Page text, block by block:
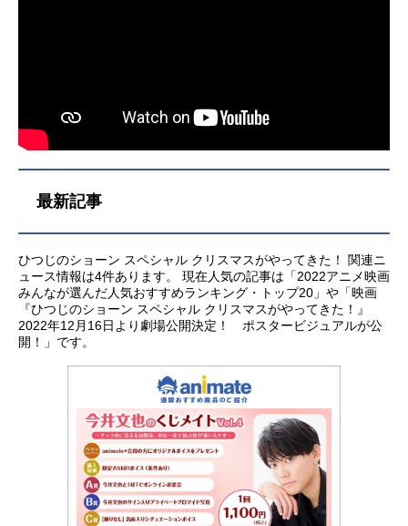
最新記事
ひつじのショーン スペシャル クリスマスがやってきた！ 関連ニ
ュース情報は4件あります。 現在人気の記事は「2022アニメ映画
みんなが選んだ人気おすすめランキング・トップ20」や「映画
『ひつじのショーン スペシャル クリスマスがやってきた！』
2022年12月16日より劇場公開決定！ ポスタービジュアルが公
開！」です。